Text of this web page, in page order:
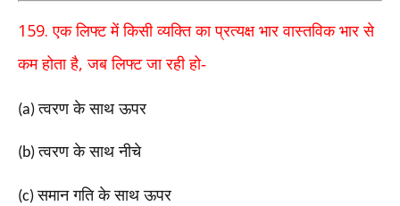
159.एक लिफ्ट में किसी व्यक्ति का प्रत्यक्ष भार वास्तविक भार से
कम होता है,जब लिफ्ट जा रही हो-
(a)त्वरण के साथ ऊपर
(b)त्वरण के साथ नीचे
(c)समान गति के साथ ऊपर